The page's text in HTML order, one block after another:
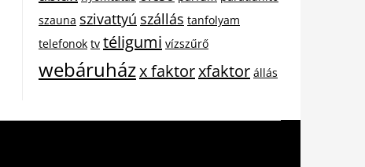
szauna szivattyú szállás tanfolyam
telefonok tv téligumi vízszűrő
webáruházx faktorxfaktor állás